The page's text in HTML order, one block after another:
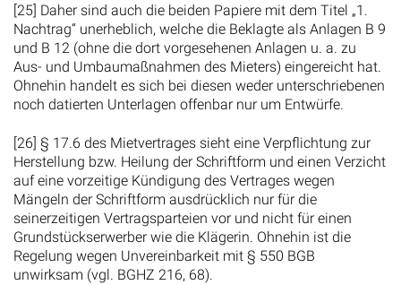
[25] Daher sind auch die beiden Papiere mit dem Titel „1.
Nachtrag“ unerheblich, welche die Beklagte als Anlagen B 9
und B 12 (ohne die dort vorgesehenen Anlagen u. a. zu
Aus- und Umbaumaßnahmen des Mieters) eingereicht hat.
Ohnehin handelt es sich bei diesen weder unterschriebenen
noch datierten Unterlagen offenbar nur um Entwürfe.
[26] § 17.6 des Mietvertrages sieht eine Verpflichtung zur
Herstellung bzw. Heilung der Schriftform und einen Verzicht
auf eine vorzeitige Kündigung des Vertrages wegen
Mängeln der Schriftform ausdrücklich nur für die
seinerzeitigen Vertragsparteien vor und nicht für einen
Grundstückserwerber wie die Klägerin. Ohnehin ist die
Regelung wegen Unvereinbarkeit mit § 550 BGB
unwirksam (vgl. BGHZ 216, 68).